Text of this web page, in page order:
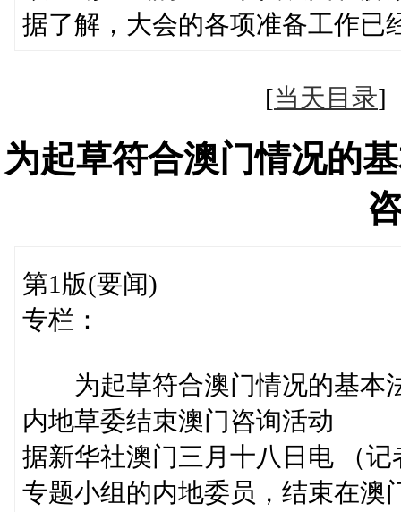
据了解，大会的各项准备工作已
[当天目录
为起草符合澳门情况的
第1版(要闻)
专栏：
为起草符合澳门情况的基本
内地草委结束澳门咨询活动
据新华社澳门三月十八日电 （
专题小组的内地委员，结束在澳